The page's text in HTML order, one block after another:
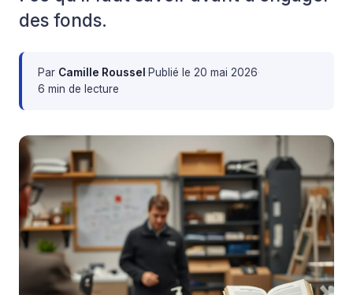
des fonds.
Par Camille Roussel·Publié le 20 mai 2026·
6 min de lecture